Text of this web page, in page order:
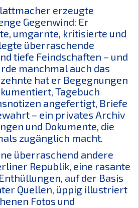
erzeugte
Gegenwind: Er
umgarnte, kritisierte und
überraschende
tiefe Feindschaften – und
manchmal auch das
hat er Begegnungen
Tagebuch
angefertigt, Briefe
– ein privates Archiv
und Dokumente, die
zugänglich macht.
überraschend andere
Republik, eine rasante
auf der Basis
Quellen, üppig illustriert
Fotos und